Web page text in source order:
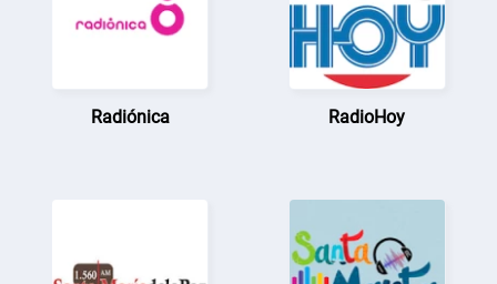
Radiónica RadioHoy